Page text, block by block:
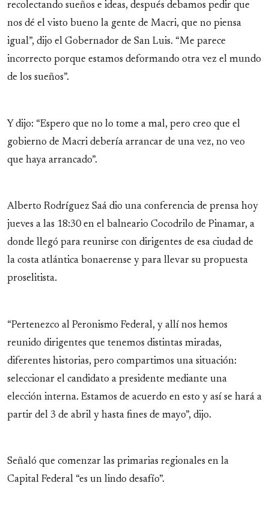
recolectando sueños e ideas, después debamos pedir que
nos dé el visto bueno la gente de Macri, que no piensa
igual”, dijo el Gobernador de San Luis. “Me parece
incorrecto porque estamos deformando otra vez el mundo
de los sueños”.
Y dijo: “Espero que no lo tome a mal, pero creo que el
gobierno de Macri debería arrancar de una vez, no veo
que haya arrancado”.
Alberto Rodríguez Saá dio una conferencia de prensa hoy
jueves a las 18:30 en el balneario Cocodrilo de Pinamar, a
donde llegó para reunirse con dirigentes de esa ciudad de
la costa atlántica bonaerense y para llevar su propuesta
proselitista.
“Pertenezco al Peronismo Federal, y allí nos hemos
reunido dirigentes que tenemos distintas miradas,
diferentes historias, pero compartimos una situación:
seleccionar el candidato a presidente mediante una
elección interna. Estamos de acuerdo en esto y así se hará a
partir del 3 de abril y hasta fines de mayo”, dijo.
Señaló que comenzar las primarias regionales en la
Capital Federal “es un lindo desafío”.